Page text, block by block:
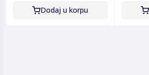
Dodaj u korpu